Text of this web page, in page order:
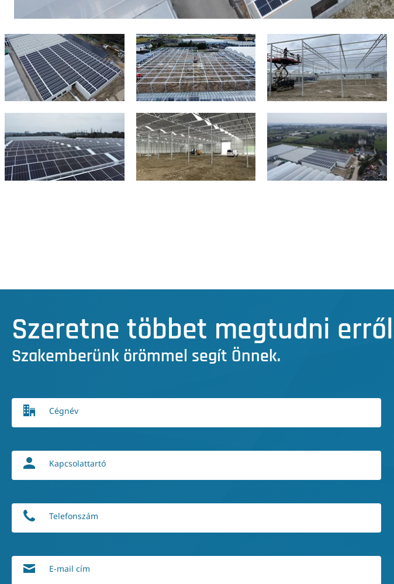
Szeretne többet megtudni
Szakemberünk örömmel segít Önnek.
Cégnév
Kapcsolattartó
Telefonszám
E-mail cím